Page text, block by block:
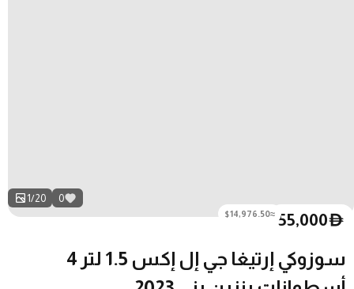
0
1/20
D
55,000
≈$14,976.50
سوزوكي إرتيغا جي إل إكس 1.5 لتر 4